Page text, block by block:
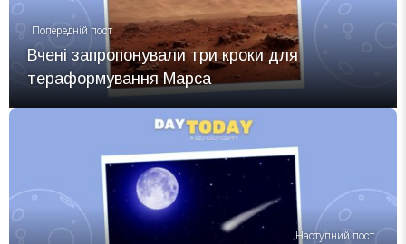
Попередній пост
Вчені запропонували три кроки для
тераформування Марса
Наступний пост